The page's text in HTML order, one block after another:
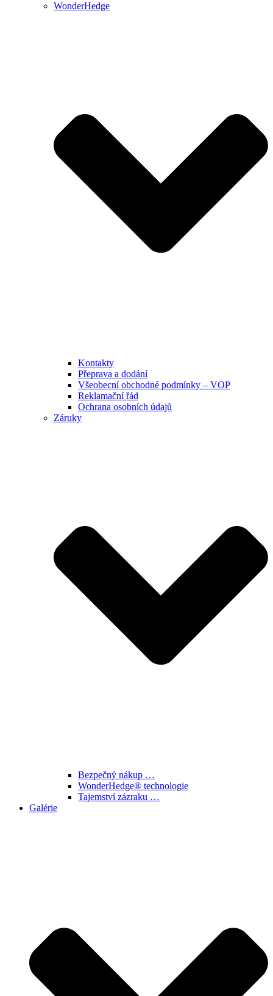
WonderHedge
Kontakty
Přeprava a dodání
Všeobecní obchodné podmínky – VOP
Reklamační řád
Ochrana osobních údajů
Záruky
Bezpečný nákup …
WonderHedge® technologie
Tajemství zázraku …
Galérie